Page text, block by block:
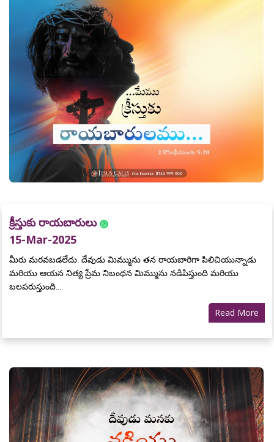
క్రీస్తుకు రాయబారులు
15-Mar-2025
మీరు మరవబడలేదు. దేవుడు మిమ్మును తన రాయబారిగా పిలిచియున్నాడు
మరియు ఆయన నిత్య ప్రేమ నిబంధన మిమ్మును నడిపిస్తుంది మరియు
బలపరుస్తుంది....
Read More